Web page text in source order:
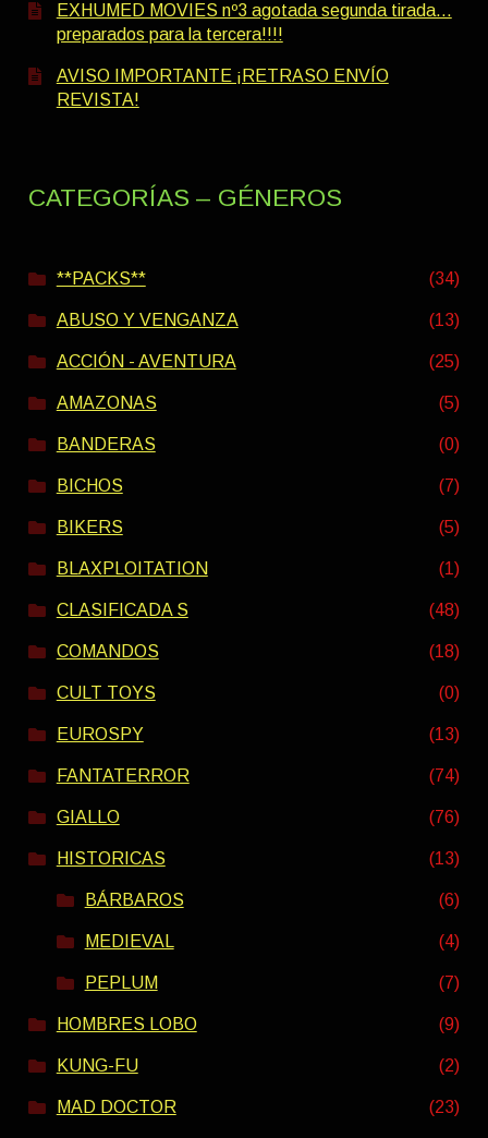
EXHUMED MOVIES nº3 agotada segunda tirada…
preparados para la tercera!!!!
AVISO IMPORTANTE ¡RETRASO ENVÍO
REVISTA!
CATEGORÍAS – GÉNEROS
**PACKS** (34)
ABUSO Y VENGANZA (13)
ACCIÓN - AVENTURA (25)
AMAZONAS (5)
BANDERAS (0)
BICHOS (7)
BIKERS (5)
BLAXPLOITATION (1)
CLASIFICADA S (48)
COMANDOS (18)
CULT TOYS (0)
EUROSPY (13)
FANTATERROR (74)
GIALLO (76)
HISTORICAS (13)
BÁRBAROS (6)
MEDIEVAL (4)
PEPLUM (7)
HOMBRES LOBO (9)
KUNG-FU (2)
MAD DOCTOR (23)